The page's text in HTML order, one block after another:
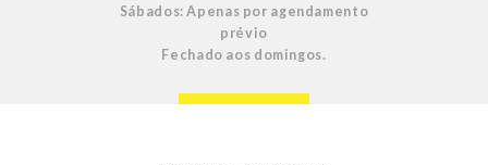
Sábados: Apenas por agendamento
prévio
Fechado aos domingos.